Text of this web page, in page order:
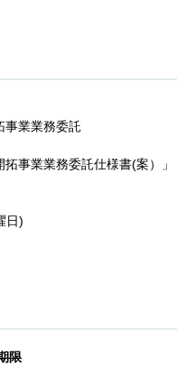
事業業務委託
事業業務委託仕様書(案）」
日)
限